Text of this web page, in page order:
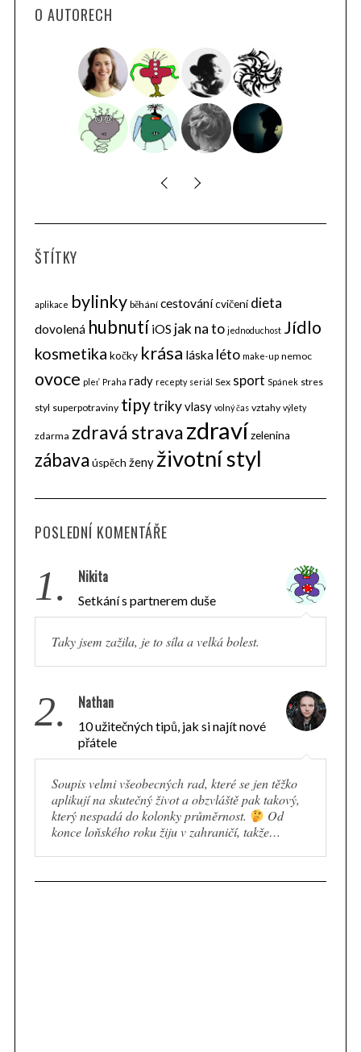
O AUTORECH
ŠTÍTKY
aplikace bylinky běhání cestovánícvičení dieta
dovolená hubnutí iOS jak na to jednoduchost Jídlo
kosmetika kočky krása láska léto make-up nemoc
ovoce pleť Praha rady recepty seriál Sex sport Spánek stres
styl superpotraviny tipytrikyvlasy volný čas vztahy výlety
zdarma zdravá stravazdravízelenina
zábava úspěch ženy životní styl
POSLEDNÍ KOMENTÁŘE
1. Nikita
Setkání s partnerem duše
Taky jsem zažila, je to síla a velká bolest.
2. Nathan
10 užitečných tipů, jak si najít nové
přátele
Soupis velmi všeobecných rad, které se jen těžko
aplikují na skutečný život a obzvláště pak takový,
který nespadá do kolonky průměrnost.
Od
konce loňského roku žiju v zahraničí, takže…